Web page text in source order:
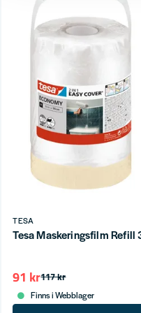
TESA
Tesa Maskeringsfilm Refill
117 kr
91 kr
Finns i Webblager